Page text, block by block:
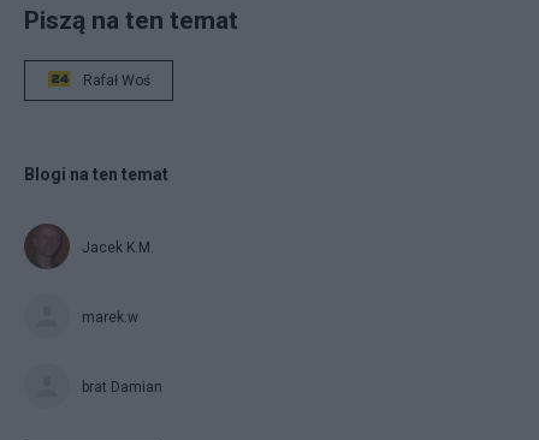
Piszą na ten temat
Rafał Woś
Blogi na ten temat
Jacek K.M.
marek.w
brat Damian